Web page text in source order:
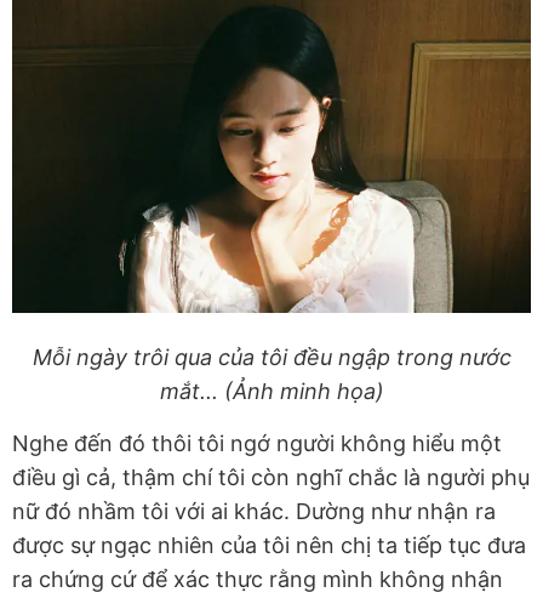
Mỗi ngày trôi qua của tôi đều ngập trong nước
mắt... (Ảnh minh họa)
Nghe đến đó thôi tôi ngớ người không hiểu một
điều gì cả, thậm chí tôi còn nghĩ chắc là người phụ
nữ đó nhầm tôi với ai khác. Dường như nhận ra
được sự ngạc nhiên của tôi nên chị ta tiếp tục đưa
ra chứng cứ để xác thực rằng mình không nhận